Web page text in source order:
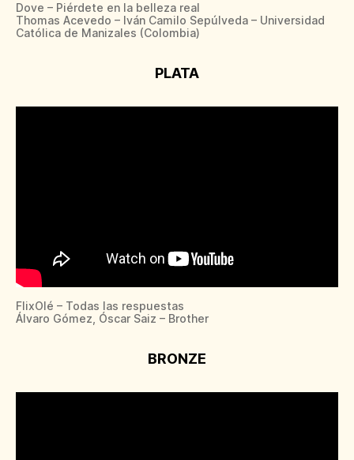
Dove – Piérdete en la belleza real
Thomas Acevedo – Iván Camilo Sepúlveda – Universidad
Católica de Manizales (Colombia)
PLATA
FlixOlé – Todas las respuestas
Álvaro Gómez, Óscar Saiz – Brother
BRONZE